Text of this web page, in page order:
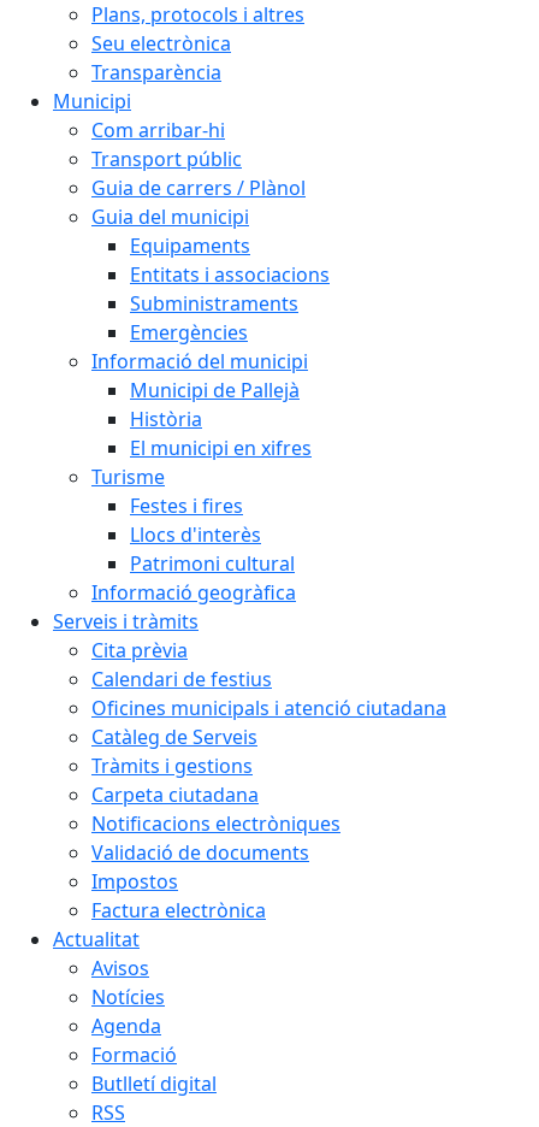
Plans, protocols i altres
Seu electrònica
Transparència
Municipi
Com arribar-hi
Transport públic
Guia de carrers / Plànol
Guia del municipi
Equipaments
Entitats i associacions
Subministraments
Emergències
Informació del municipi
Municipi de Pallejà
Història
El municipi en xifres
Turisme
Festes i fires
Llocs d'interès
Patrimoni cultural
Informació geogràfica
Serveis i tràmits
Cita prèvia
Calendari de festius
Oficines municipals i atenció ciutadana
Catàleg de Serveis
Tràmits i gestions
Carpeta ciutadana
Notificacions electròniques
Validació de documents
Impostos
Factura electrònica
Actualitat
Avisos
Notícies
Agenda
Formació
Butlletí digital
RSS